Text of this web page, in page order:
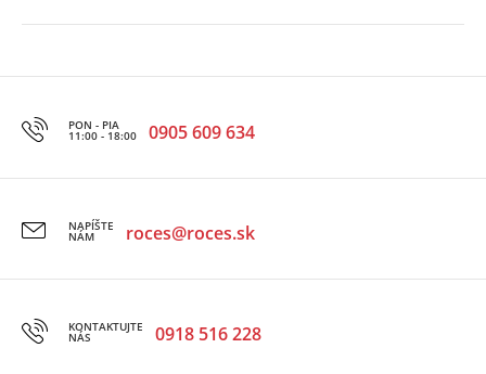
PON - PIA
11:00 - 18:00 0905 609 634
NAPÍŠTE
NÁM roces@roces.sk
KONTAKTUJTE
NÁS 0918 516 228